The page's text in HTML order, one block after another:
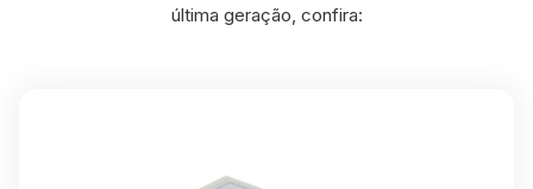
última geração, confira: